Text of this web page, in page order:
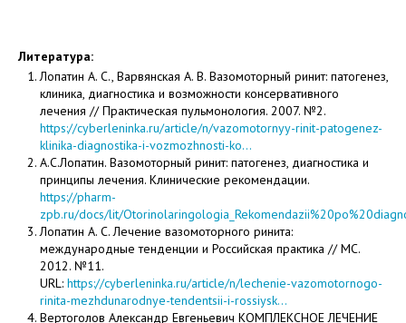
Литература:
Лопатин А. С., Варвянская А. В. Вазомоторный ринит: патогенез,
клиника, диагностика и возможности консервативного
лечения // Практическая пульмонология. 2007. №2.
https://cyberleninka.ru/article/n/vazomotornyy-rinit-patogenez-
klinika-diagnostika-i-vozmozhnosti-ko...
А.С.Лопатин. Вазомоторный ринит: патогенез, диагностика и
принципы лечения. Клинические рекомендации.
https://pharm-
zpb.ru/docs/lit/
Лопатин А. С. Лечение вазомоторного ринита:
международные тенденции и Российская практика // МС.
2012. №11.
URL: https://cyberleninka.ru/article/n/lechenie-vazomotornogo-
rinita-mezhdunarodnye-tendentsii-i-rossiysk...
Вертоголов Александр Евгеньевич КОМПЛЕКСНОЕ ЛЕЧЕНИЕ